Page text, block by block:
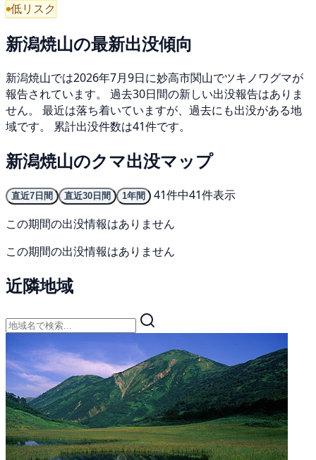
低リスク
新潟焼山の最新出没傾向
新潟焼山では2026年7月9日に妙高市関山でツキノワグマが
報告されています。 過去30日間の新しい出没報告はありま
せん。 最近は落ち着いていますが、過去にも出没がある地
域です。 累計出没件数は41件です。
新潟焼山のクマ出没マップ
直近7日間 直近30日間 1年間
41件中41件表示
この期間の出没情報はありません
この期間の出没情報はありません
近隣地域